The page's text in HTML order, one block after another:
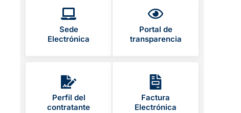
Sede
Electrónica
Portal de
transparencia
Perfil del
contratante
Factura
Electrónica